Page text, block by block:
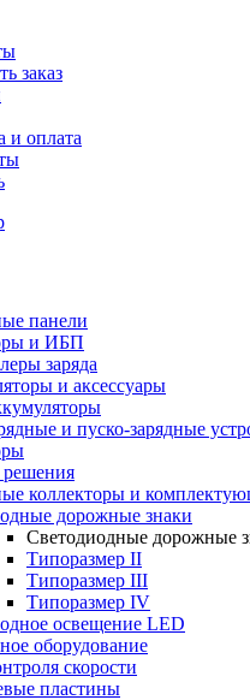
заказ
и оплата
панели
и ИБП
заряда
и аксессуары
и пуско-зарядные
решения
коллекторы и
дорожные знаки
Светодиодные дорожные
Типоразмер II
Типоразмер III
Типоразмер IV
освещение LED
оборудование
скорости
пластины